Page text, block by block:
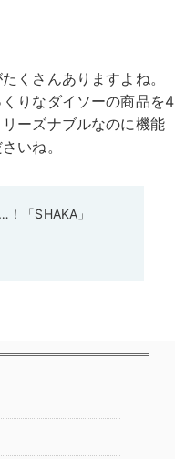
くさんありますよね。
りなダイソーの商品を4
ーズナブルなのに機能
いね。
「SHAKA」